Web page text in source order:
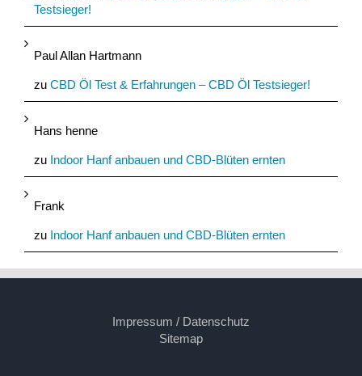
Testsieger!
Paul Allan Hartmann
zu CBD Öl Test & Erfahrungen – CBD Öl Testsieger!
Hans henne
zu Indoor Hanf anbauen und CBD-Blüten ernten
Frank
zu Indoor Hanf anbauen und CBD-Blüten ernten
Impressum / Datenschutz
Sitemap